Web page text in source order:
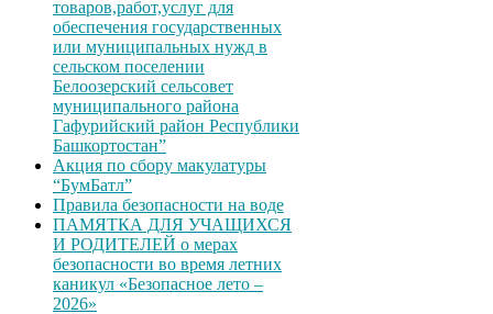
товаров,работ,услуг для
обеспечения государственных
или муниципальных нужд в
сельском поселении
Белоозерский сельсовет
муниципального района
Гафурийский район Республики
Башкортостан”
Акция по сбору макулатуры
“БумБатл”
Правила безопасности на воде
ПАМЯТКА ДЛЯ УЧАЩИХСЯ
И РОДИТЕЛЕЙ о мерах
безопасности во время летних
каникул «Безопасное лето –
2026»